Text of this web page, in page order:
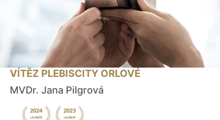
VÍTĚZ PLEBISCITY ORLOVÉ
MVDr. Jana Pilgrová